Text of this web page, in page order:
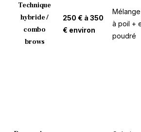
Technique
hybride /
combo
brows
250 € à 350
€ environ
à poil +
poudré